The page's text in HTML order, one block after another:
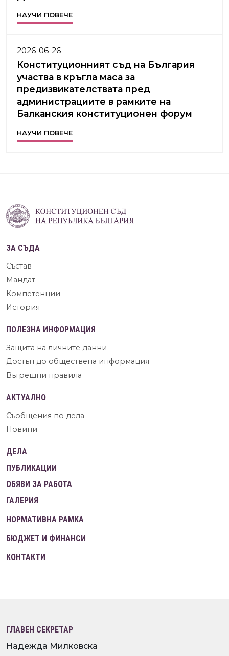
НАУЧИ ПОВЕЧЕ
2026-06-26
Конституционният съд на България
участва в кръгла маса за
предизвикателствата пред
администрациите в рамките на
Балканския конституционен форум
НАУЧИ ПОВЕЧЕ
ЗА СЪДА
Състав
Мандат
Компетенции
История
ПОЛЕЗНА ИНФОРМАЦИЯ
Защита на личните данни
Достъп до обществена информация
Вътрешни правила
АКТУАЛНО
Съобщения по дела
Новини
ДЕЛА
ПУБЛИКАЦИИ
ОБЯВИ ЗА РАБОТА
ГАЛЕРИЯ
НОРМАТИВНА РАМКА
БЮДЖЕТ И ФИНАНСИ
КОНТАКТИ
ГЛАВЕН СЕКРЕТАР
Надежда Милковска